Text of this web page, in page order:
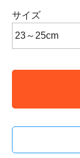
サイズ